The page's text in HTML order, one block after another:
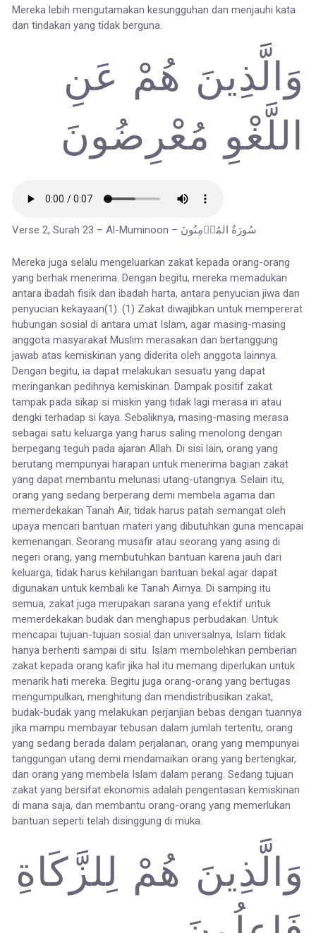
Mereka lebih mengutamakan kesungguhan dan menjauhi kata
dan tindakan yang tidak berguna.
وَالَّذِينَ هُمْ عَنِ
اللَّغْوِ مُعْرِضُونَ
Verse 2, Surah 23 – Al-Muminoon – سُورَةُ المُؤۡمِنُونَ
Mereka juga selalu mengeluarkan zakat kepada orang-orang
yang berhak menerima. Dengan begitu, mereka memadukan
antara ibadah fisik dan ibadah harta, antara penyucian jiwa dan
penyucian kekayaan(1). (1) Zakat diwajibkan untuk mempererat
hubungan sosial di antara umat Islam, agar masing-masing
anggota masyarakat Muslim merasakan dan bertanggung
jawab atas kemiskinan yang diderita oleh anggota lainnya.
Dengan begitu, ia dapat melakukan sesuatu yang dapat
meringankan pedihnya kemiskinan. Dampak positif zakat
tampak pada sikap si miskin yang tidak lagi merasa iri atau
dengki terhadap si kaya. Sebaliknya, masing-masing merasa
sebagai satu keluarga yang harus saling menolong dengan
berpegang teguh pada ajaran Allah. Di sisi lain, orang yang
berutang mempunyai harapan untuk menerima bagian zakat
yang dapat membantu melunasi utang-utangnya. Selain itu,
orang yang sedang berperang demi membela agama dan
memerdekakan Tanah Air, tidak harus patah semangat oleh
upaya mencari bantuan materi yang dibutuhkan guna mencapai
kemenangan. Seorang musafir atau seorang yang asing di
negeri orang, yang membutuhkan bantuan karena jauh dari
keluarga, tidak harus kehilangan bantuan bekal agar dapat
digunakan untuk kembali ke Tanah Airnya. Di samping itu
semua, zakat juga merupakan sarana yang efektif untuk
memerdekakan budak dan menghapus perbudakan. Untuk
mencapai tujuan-tujuan sosial dan universalnya, Islam tidak
hanya berhenti sampai di situ. Islam membolehkan pemberian
zakat kepada orang kafir jika hal itu memang diperlukan untuk
menarik hati mereka. Begitu juga orang-orang yang bertugas
mengumpulkan, menghitung dan mendistribusikan zakat,
budak-budak yang melakukan perjanjian bebas dengan tuannya
jika mampu membayar tebusan dalam jumlah tertentu, orang
yang sedang berada dalam perjalanan, orang yang mempunyai
tanggungan utang demi mendamaikan orang yang bertengkar,
dan orang yang membela Islam dalam perang. Sedang tujuan
zakat yang bersifat ekonomis adalah pengentasan kemiskinan
di mana saja, dan membantu orang-orang yang memerlukan
bantuan seperti telah disinggung di muka.
وَالَّذِينَ هُمْ لِلزَّكَاةِ